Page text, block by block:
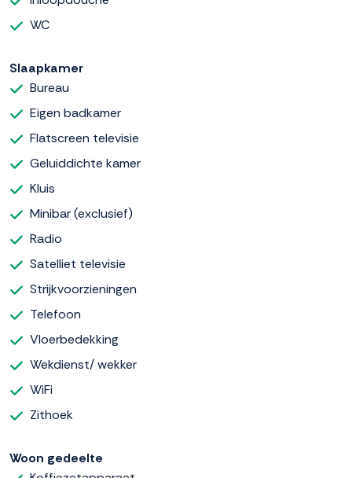
WC
Slaapkamer
Bureau
Eigen badkamer
Flatscreen televisie
Geluiddichte kamer
Kluis
Minibar (exclusief)
Radio
Satelliet televisie
Strijkvoorzieningen
Telefoon
Vloerbedekking
Wekdienst/ wekker
WiFi
Zithoek
Woon gedeelte